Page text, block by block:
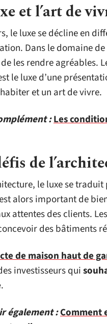
et l’art de
le luxe se décline en
Dans le domaine de
les rendre agréables.
le luxe d’une
et un art de vivre.
:Les
de
le luxe se
alors important de
attentes des clients.
des bâtiments
de maison haut de
investisseurs qui
.
également :Comment